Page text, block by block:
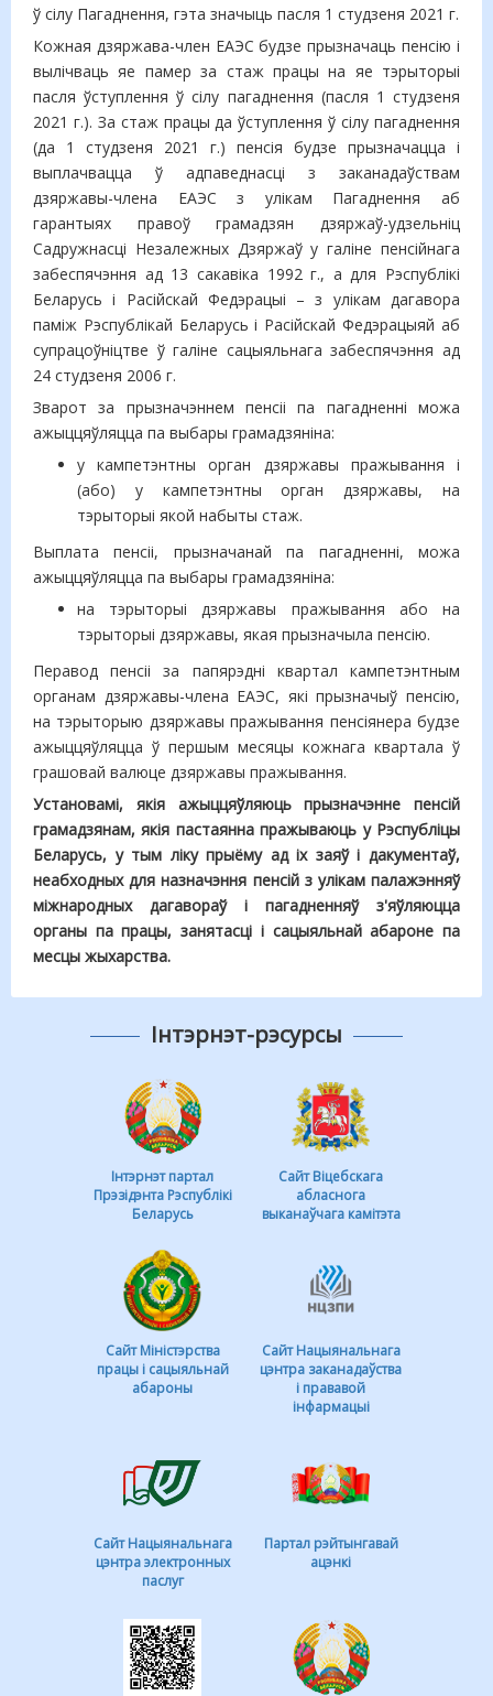
ў сілу Пагаднення, гэта значыць пасля 1 студзеня 2021 г.
Кожная дзяржава-член ЕАЭС будзе прызначаць пенсію і
вылічваць яе памер за стаж працы на яе тэрыторыі
пасля ўступлення ў сілу пагаднення (пасля 1 студзеня
2021 г.). За стаж працы да ўступлення ў сілу пагаднення
(да 1 студзеня 2021 г.) пенсія будзе прызначацца і
выплачвацца ў адпаведнасці з заканадаўствам
дзяржавы-члена ЕАЭС з улікам Пагаднення аб
гарантыях правоў грамадзян дзяржаў-удзельніц
Садружнасці Незалежных Дзяржаў у галіне пенсійнага
забеспячэння ад 13 сакавіка 1992 г., а для Рэспублікі
Беларусь і Расійскай Федэрацыі – з улікам дагавора
паміж Рэспублікай Беларусь і Расійскай Федэрацыяй аб
супрацоўніцтве ў галіне сацыяльнага забеспячэння ад
24 студзеня 2006 г.
Зварот за прызначэннем пенсіі па пагадненні можа
ажыццяўляцца па выбары грамадзяніна:
у кампетэнтны орган дзяржавы пражывання і
(або) у кампетэнтны орган дзяржавы, на
тэрыторыі якой набыты стаж.
Выплата пенсіі, прызначанай па пагадненні, можа
ажыццяўляцца па выбары грамадзяніна:
на тэрыторыі дзяржавы пражывання або на
тэрыторыі дзяржавы, якая прызначыла пенсію.
Перавод пенсіі за папярэдні квартал кампетэнтным
органам дзяржавы-члена ЕАЭС, які прызначыў пенсію,
на тэрыторыю дзяржавы пражывання пенсіянера будзе
ажыццяўляцца ў першым месяцы кожнага квартала ў
грашовай валюце дзяржавы пражывання.
Установамі, якія ажыццяўляюць прызначэнне пенсій
грамадзянам, якія пастаянна пражываюць у Рэспубліцы
Беларусь, у тым ліку прыёму ад іх заяў і дакументаў,
неабходных для назначэння пенсій з улікам палажэнняў
міжнародных дагавораў і пагадненняў з'яўляюцца
органы па працы, занятасці і сацыяльнай абароне па
месцы жыхарства.
Інтэрнэт-рэсурсы
Інтэрнэт партал
Прэзідэнта Рэспублікі
Беларусь
Сайт Віцебскага
абласнога
выканаўчага камітэта
Сайт Міністэрства
працы і сацыяльнай
абароны
Сайт Нацыянальнага
цэнтра заканадаўства
і прававой
інфармацыі
Сайт Нацыянальнага
цэнтра электронных
паслуг
Партал рэйтынгавай
ацэнкі